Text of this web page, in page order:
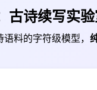
古诗续写实
料的字符级模型，